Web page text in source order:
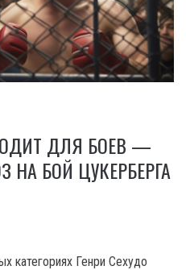
ДЛЯ БОЕВ —
НА БОЙ ЦУКЕРБЕРГА
категориях Генри Сехудо